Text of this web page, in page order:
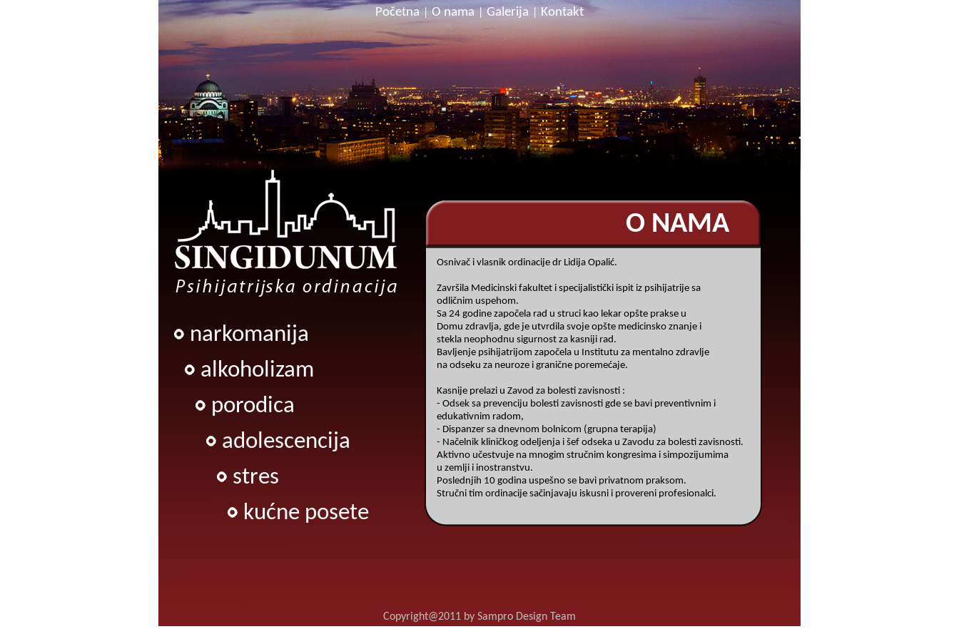
Početna | O nama Galerija Kontakt
O NAMA
Osnivač i vlasnik ordinacije dr Lidija Opalić.
Završila Medicinski fakultet i specijalistički ispit iz psihijatrije sa
odličnim uspehom.
Sa 24 godine započela rad u struci kao lekar opšte prakse u
Domu zdravlja, gde je utvrdila svoje opšte medicinsko znanje i
stekla neophodnu sigurnost za kasniji rad.
Bavljenje psihijatrijom započela u Institutu za mentalno zdravlje
na odseku za neuroze i granične poremećaje.
Kasnije prelazi u Zavod za bolesti zavisnosti :
- Odsek sa prevenciju bolesti zavisnosti gde se bavi preventivnim i
edukativnim radom,
- Dispanzer sa dnevnom bolnicom (grupna terapija)
- Načelnik kliničkog odeljenja i šef odseka u Zavodu za bolesti zavisnosti.
Aktivno učestvuje na mnogim stručnim kongresima i simpozijumima
u zemlji i inostranstvu.
Poslednjih 10 godina uspešno se bavi privatnom praksom.
Stručni tim ordinacije sačinjavaju iskusni i provereni profesionalci.
Copyright@2011 by Sampro Design Team
narkomanija
alkoholizam
porodica
adolescencija
stres
kućne posete